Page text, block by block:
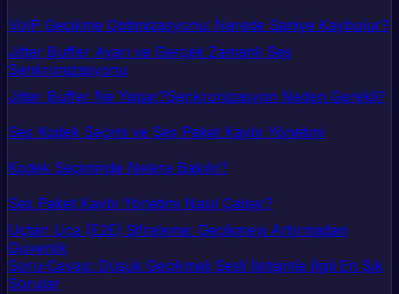
VoIP Gecikme Optimizasyonu: Nerede Saniye Kaybolur?
Jitter Buffer Ayarı ve Gerçek Zamanlı Ses
Senkronizasyonu
Jitter Buffer Ne Yapar?Senkronizasyon Neden Gerekli?
Ses Kodek Seçimi ve Ses Paket Kaybı Yönetimi
Kodek Seçiminde Nelere Bakılır?
Ses Paket Kaybı Yönetimi Nasıl Çalışır?
Uçtan Uca (E2E) Şifreleme: Gecikmeyi Artırmadan
Güvenlik
Soru-Cevap: Düşük Gecikmeli Sesli İletişimle İlgili En Sık
Sorular